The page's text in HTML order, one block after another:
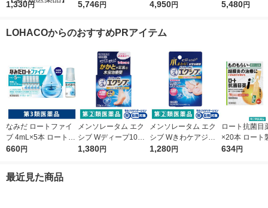
S」 解熱鎮痛剤 12錠
頭痛 オリジナル【第1
1,330円
量a 372錠 ロート製薬
5,746円
ノキシジル」を国内最
4,950円
ミノキシジル
5,480円
LOHACOからのおすすめPRアイテム
なみだ ロートファイ
ブ 4mL×5本 ロート製
薬 目薬 乾き目 疲れ目
660円
メンソレータム エク
シブ Wディープ10ク
リーム ロート製薬★
1,380円
メンソレータム エク
シブ Wきわケアジェ
ル 15g ロート製薬 ★
1,280円
ロート抗菌目
×20本 ロート
薬 ものもらい
634円
最近見た商品